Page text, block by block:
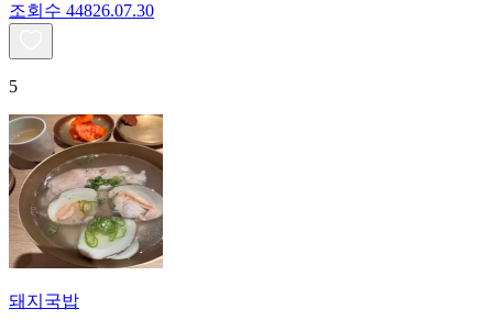
조회수 44826.07.30
5
돼지국밥